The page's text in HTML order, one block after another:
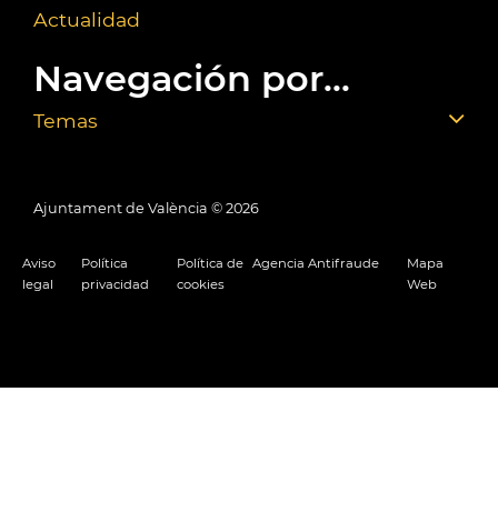
Actualidad
Navegación por...
Temas
Ajuntament de València © 2026
Aviso
legal
Política
privacidad
Política de
cookies
Agencia Antifraude
Mapa
Web